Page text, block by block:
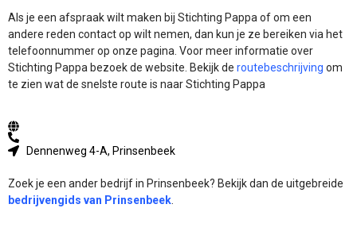
Als je een afspraak wilt maken bij Stichting Pappa of om een
andere reden contact op wilt nemen, dan kun je ze bereiken via het
telefoonnummer op onze pagina. Voor meer informatie over
Stichting Pappa bezoek de website. Bekijk de routebeschrijving om
te zien wat de snelste route is naar Stichting Pappa
Dennenweg 4-A, Prinsenbeek
Zoek je een ander bedrijf in Prinsenbeek? Bekijk dan de uitgebreide
bedrijvengids van Prinsenbeek